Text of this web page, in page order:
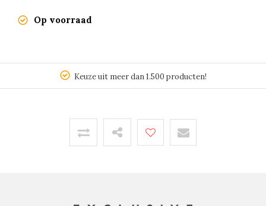
Op voorraad
Keuze uit meer dan 1.500 producten!